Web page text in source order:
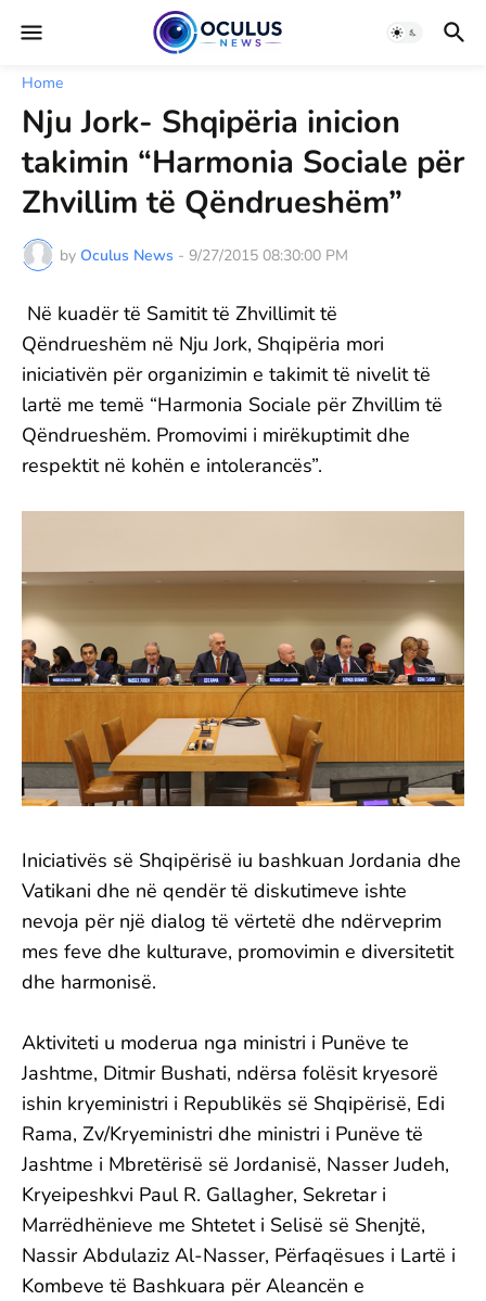
Home
Nju Jork- Shqipëria inicion
takimin “Harmonia Sociale për
Zhvillim të Qëndrueshëm”
by Oculus News - 9/27/2015 08:30:00 PM
Në kuadër të Samitit të Zhvillimit të
Qëndrueshëm në Nju Jork, Shqipëria mori
iniciativën për organizimin e takimit të nivelit të
lartë me temë “Harmonia Sociale për Zhvillim të
Qëndrueshëm. Promovimi i mirëkuptimit dhe
respektit në kohën e intolerancës”.
Iniciativës së Shqipërisë iu bashkuan Jordania dhe
Vatikani dhe në qendër të diskutimeve ishte
nevoja për një dialog të vërtetë dhe ndërveprim
mes feve dhe kulturave, promovimin e diversitetit
dhe harmonisë.
Aktiviteti u moderua nga ministri i Punëve te
Jashtme, Ditmir Bushati, ndërsa folësit kryesorë
ishin kryeministri i Republikës së Shqipërisë, Edi
Rama, Zv/Kryeministri dhe ministri i Punëve të
Jashtme i Mbretërisë së Jordanisë, Nasser Judeh,
Kryeipeshkvi Paul R. Gallagher, Sekretar i
Marrëdhënieve me Shtetet i Selisë së Shenjtë,
Nassir Abdulaziz Al-Nasser, Përfaqësues i Lartë i
Kombeve të Bashkuara për Aleancën e